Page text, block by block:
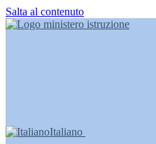
Salta al contenuto
Italiano